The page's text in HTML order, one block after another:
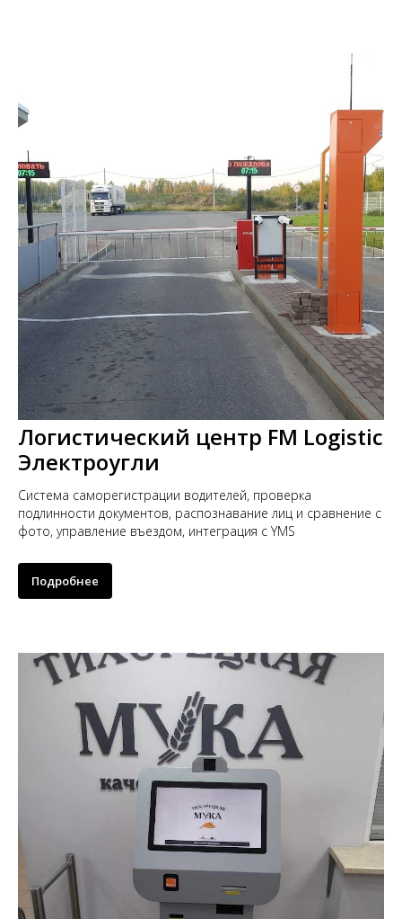
Логистический центр FM Logistic
Электроугли
Система саморегистрации водителей, проверка
подлинности документов, распознавание лиц и сравнение с
фото, управление въездом, интеграция с YMS
Подробнее